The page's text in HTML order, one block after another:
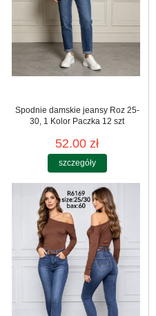
Spodnie damskie jeansy Roz 25-
30, 1 Kolor Paczka 12 szt
52.00 zł
szczegóły